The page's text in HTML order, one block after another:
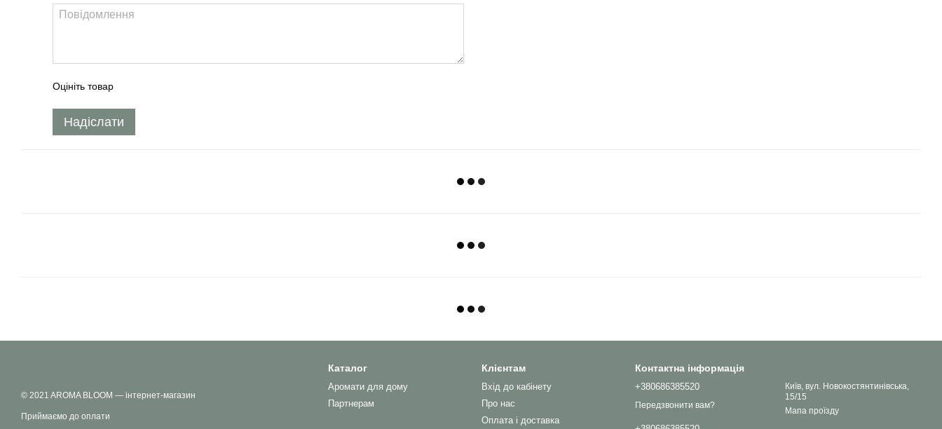
Оцініть товар
Надіслати
© 2021 AROMA BLOOM — інтернет-магазин
Приймаємо до оплати
Каталог
Аромати для дому
Партнерам
Клієнтам
Вхід до кабінету
Про нас
Оплата і доставка
Контактна інформація
+380686385520
Передзвонити вам?
Київ, вул. Новокостянтинівська,
15/15
Мапа проїзду